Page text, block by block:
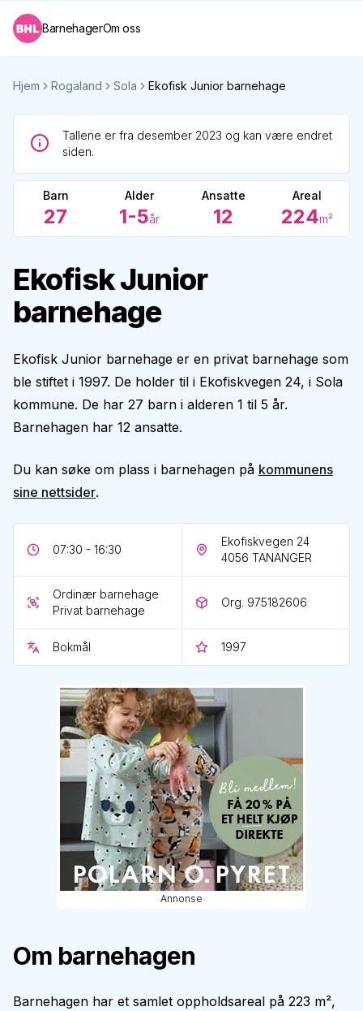
BarnehagerOm oss
Hjem Rogaland Sola Ekofisk Junior barnehage
Tallene er fra desember 2023 og kan være endret
siden.
Barn
27
Alder
1-5år
Ansatte
12
Areal
224m²
Ekofisk Junior
barnehage
Ekofisk Junior barnehage er en privat barnehage som
ble stiftet i 1997. De holder til i Ekofiskvegen 24, i Sola
kommune. De har 27 barn i alderen 1 til 5 år.
Barnehagen har 12 ansatte.
Du kan søke om plass i barnehagen på kommunens
sine nettsider.
07:30 - 16:30
Ekofiskvegen 24
4056 TANANGER
Ordinær barnehage
Privat barnehage
Org. 975182606
Bokmål 1997
Annonse
Om barnehagen
Barnehagen har et samlet oppholdsareal på 223 m²,